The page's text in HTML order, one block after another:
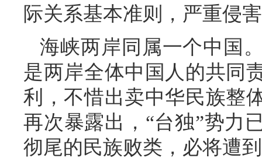
际关系基本准则，严重侵
海峡两岸同属一个中国
是两岸全体中国人的共同
利，不惜出卖中华民族整
再次暴露出，“台独”势力
彻尾的民族败类，必将遭